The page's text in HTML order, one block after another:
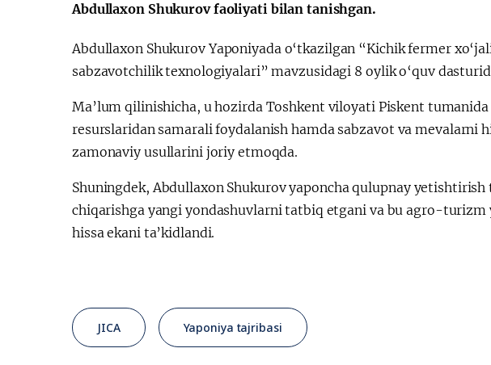
Abdullaxon Shukurov faoliyati bilan tanishgan.
Abdullaxon Shukurov Yaponiyada o‘tkazilgan “Kichik fermer
sabzavotchilik texnologiyalari” mavzusidagi 8 oylik o‘quv
Ma’lum qilinishicha, u hozirda Toshkent viloyati Piskent
resurslaridan samarali foydalanish hamda sabzavot va
zamonaviy usullarini joriy etmoqda.
Shuningdek, Abdullaxon Shukurov yaponcha qulupnay
chiqarishga yangi yondashuvlarni tatbiq etgani va bu agro-
hissa ekani ta’kidlandi.
JICA Yaponiya tajribasi